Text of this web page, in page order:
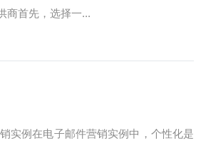
商首先，选择一...
实例在电子邮件营销实例中，个性化是